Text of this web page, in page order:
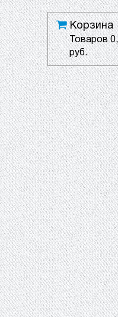
Корзина
Товаров0
руб.